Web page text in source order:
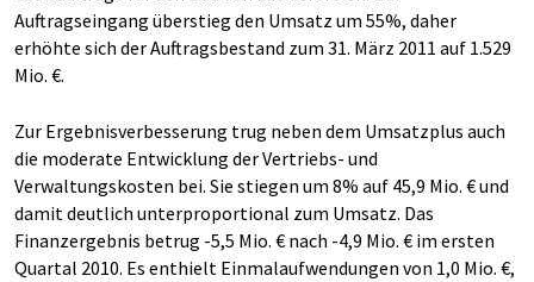
Auftragseingang überstieg den Umsatz um 55%, daher
erhöhte sich der Auftragsbestand zum 31. März 2011 auf 1.529
Mio. €.
Zur Ergebnisverbesserung trug neben dem Umsatzplus auch
die moderate Entwicklung der Vertriebs- und
Verwaltungskosten bei. Sie stiegen um 8% auf 45,9 Mio. € und
damit deutlich unterproportional zum Umsatz. Das
Finanzergebnis betrug -5,5 Mio. € nach -4,9 Mio. € im ersten
Quartal 2010. Es enthielt Einmalaufwendungen von 1,0 Mio. €,